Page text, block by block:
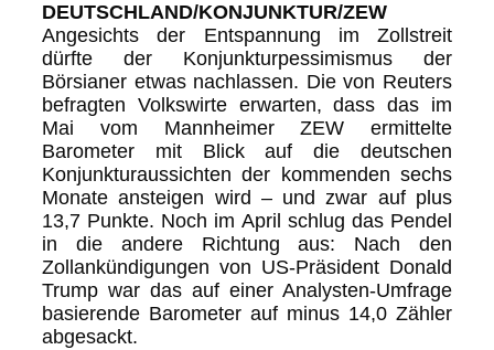
DEUTSCHLAND/KONJUNKTUR/ZEW
Angesichts der Entspannung im Zollstreit
dürfte der Konjunkturpessimismus der
Börsianer etwas nachlassen. Die von Reuters
befragten Volkswirte erwarten, dass das im
Mai vom Mannheimer ZEW ermittelte
Barometer mit Blick auf die deutschen
Konjunkturaussichten der kommenden sechs
Monate ansteigen wird – und zwar auf plus
13,7 Punkte. Noch im April schlug das Pendel
in die andere Richtung aus: Nach den
Zollankündigungen von US-Präsident Donald
Trump war das auf einer Analysten-Umfrage
basierende Barometer auf minus 14,0 Zähler
abgesackt.